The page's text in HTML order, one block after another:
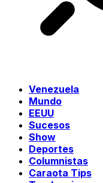
Venezuela
Mundo
EEUU
Sucesos
Show
Deportes
Columnistas
Caraota Tips